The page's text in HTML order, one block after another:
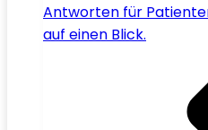
Antworten für
auf einen Blick.